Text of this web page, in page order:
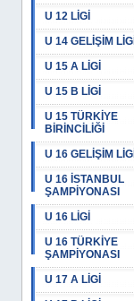
U 12 LİGİ
U 14 GELİŞİM LİGİ
U 15 A LİGİ
U 15 B LİGİ
U 15 TÜRKİYE
BİRİNCİLİĞİ
U 16 GELİŞİM LİGİ
U 16 İSTANBUL
ŞAMPİYONASI
U 16 LİGİ
U 16 TÜRKİYE
ŞAMPİYONASI
U 17 A LİGİ